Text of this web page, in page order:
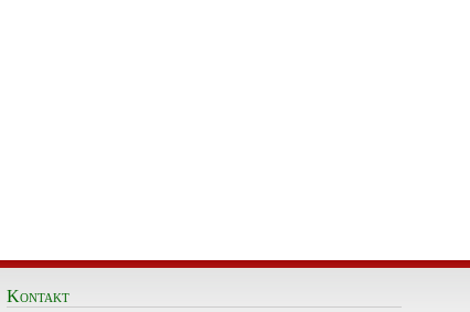
Kontakt